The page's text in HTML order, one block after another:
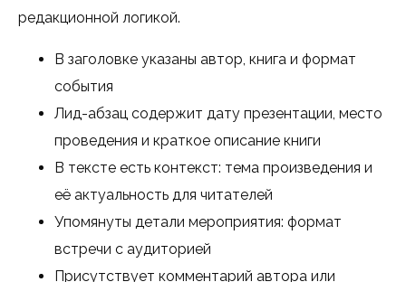
редакционной логикой.
В заголовке указаны автор, книга и формат
события
Лид-абзац содержит дату презентации, место
проведения и краткое описание книги
В тексте есть контекст: тема произведения и
её актуальность для читателей
Упомянуты детали мероприятия: формат
встречи с аудиторией
Присутствует комментарий автора или